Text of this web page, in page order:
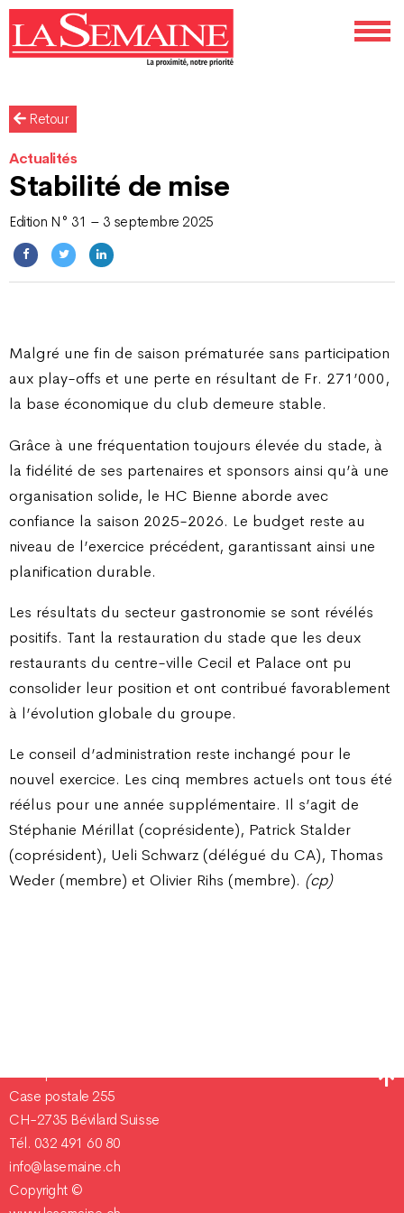
Retour
Actualités
Stabilité de mise
Edition N° 31 – 3 septembre 2025
Malgré une fin de saison prématurée sans participation
aux play-offs et une perte en résultant de Fr. 271’000,
la base économique du club demeure stable.
Grâce à une fréquentation toujours élevée du stade, à
la fidélité de ses partenaires et sponsors ainsi qu’à une
organisation solide, le HC Bienne aborde avec
confiance la saison 2025-2026. Le budget reste au
niveau de l’exercice précédent, garantissant ainsi une
planification durable.
Les résultats du secteur gastronomie se sont révélés
positifs. Tant la restauration du stade que les deux
restaurants du centre-ville Cecil et Palace ont pu
consolider leur position et ont contribué favorablement
à l’évolution globale du groupe.
Le conseil d’administration reste inchangé pour le
nouvel exercice. Les cinq membres actuels ont tous été
réélus pour une année supplémentaire. Il s’agit de
Stéphanie Mérillat (coprésidente), Patrick Stalder
(coprésident), Ueli Schwarz (délégué du CA), Thomas
Weder (membre) et Olivier Rihs (membre). (cp)
Case postale 255
CH-2735 Bévilard Suisse
Tél. 032 491 60 80
info@lasemaine.ch
Copyright ©